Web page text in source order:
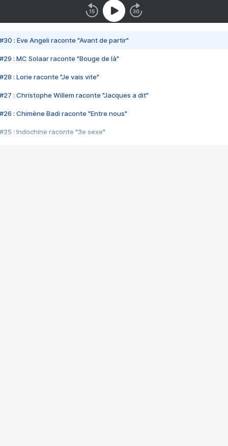
#30 : Eve Angeli raconte "Avant de partir"
#29 : MC Solaar raconte "Bouge de là"
#28 : Lorie raconte "Je vais vite"
#27 : Christophe Willem raconte "Jacques a dit"
#26 : Chimène Badi raconte "Entre nous"
#25 : Indochine raconte "3e sexe"